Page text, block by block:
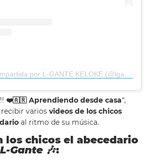
❤️🇦🇷 Aprendiendo desde casa“,
recibir varios videos de los chicos
al ritmo de su música.
los chicos el abecedario
L-Gante 🎶: